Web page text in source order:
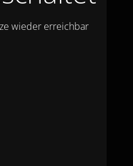
wieder erreichbar